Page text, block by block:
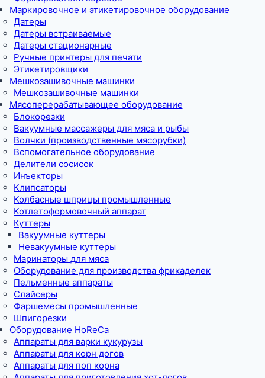
Маркировочное и этикетировочное оборудование
Датеры
Датеры встраиваемые
Датеры стационарные
Ручные принтеры для печати
Этикетировщики
Мешкозашивочные машинки
Мешкозашивочные машинки
Мясоперерабатывающее оборудование
Блокорезки
Вакуумные массажеры для мяса и рыбы
Волчки (производственные мясорубки)
Вспомогательное оборудование
Делители сосисок
Инъекторы
Клипсаторы
Колбасные шприцы промышленные
Котлетоформовочный аппарат
Куттеры
Вакуумные куттеры
Невакуумные куттеры
Маринаторы для мяса
Оборудование для производства фрикаделек
Пельменные аппараты
Слайсеры
Фаршемесы промышленные
Шпигорезки
Оборудование HoReCa
Аппараты для варки кукурузы
Аппараты для корн догов
Аппараты для поп корна